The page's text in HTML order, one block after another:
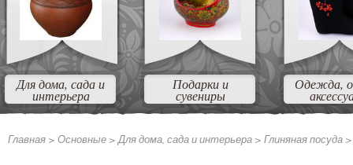
Для дома, сада и
интерьера
Подарки и
сувениры
Одежда,
Главная > Основные >Для дома, сада и интерьера > Глиняная посуда